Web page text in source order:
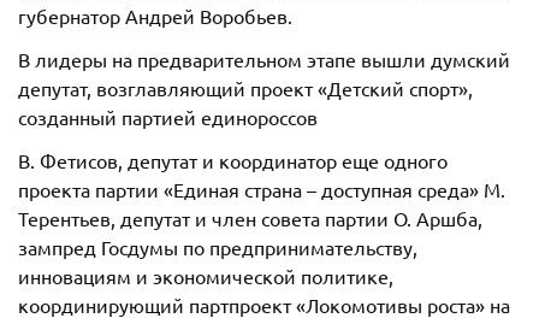
губернатор Андрей Воробьев.
В лидеры на предварительном этапе вышли думский
депутат, возглавляющий проект «Детский спорт»,
созданный партией единороссов
В. Фетисов, депутат и координатор еще одного
проекта партии «Единая страна – доступная среда» М.
Терентьев, депутат и член совета партии О. Аршба,
зампред Госдумы по предпринимательству,
инновациям и экономической политике,
координирующий партпроект «Локомотивы роста» на